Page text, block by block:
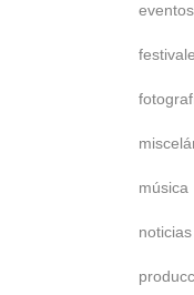
eventos
música
noticias